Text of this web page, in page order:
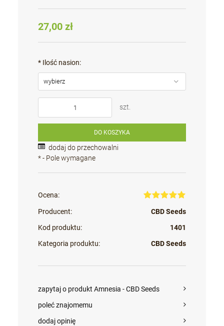
27,00 zł
* Ilość nasion:
szt.
DO KOSZYKA
dodaj do przechowalni
*- Pole wymagane
Ocena:
Producent:
CBD Seeds
Kod produktu:
1401
Kategoria produktu:
CBD Seeds
zapytaj o produkt Amnesia - CBD Seeds
poleć znajomemu
dodaj opinię